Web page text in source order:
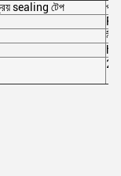
sealing টেপ
নীল
20